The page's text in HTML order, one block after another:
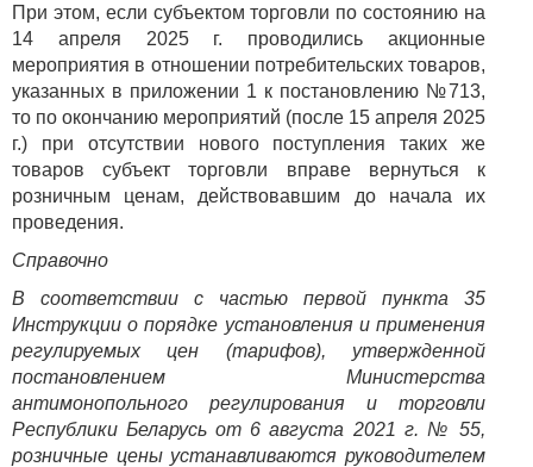
При этом, если субъектом торговли по состоянию на
14 апреля 2025 г. проводились акционные
мероприятия в отношении потребительских товаров,
указанных в приложении 1 к постановлению №713,
то по окончанию мероприятий (после 15 апреля 2025
г.) при отсутствии нового поступления таких же
товаров субъект торговли вправе вернуться к
розничным ценам, действовавшим до начала их
проведения.
Справочно
В соответствии с частью первой пункта 35
Инструкции о порядке установления и применения
регулируемых цен (тарифов), утвержденной
постановлением Министерства
антимонопольного регулирования и торговли
Республики Беларусь от 6 августа 2021 г. № 55,
розничные цены устанавливаются руководителем